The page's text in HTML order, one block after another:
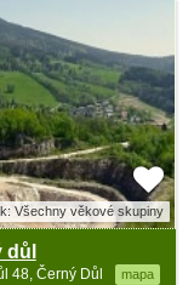
Všechny věkové skupiny
důl
48, Černý Důl mapa